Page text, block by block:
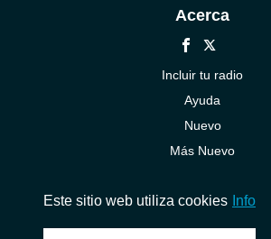
Acerca
Incluir tu radio
Ayuda
Nuevo
Más Nuevo
© 2026 InstantAudio. Reservados todos los
Este sitio web utiliza cookies Info